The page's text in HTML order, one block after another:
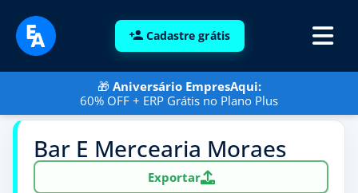
Cadastre grátis
🎁 Aniversário EmpresAqui:
60% OFF + ERP Grátis no Plano Plus
Bar E Mercearia Moraes
Exportar